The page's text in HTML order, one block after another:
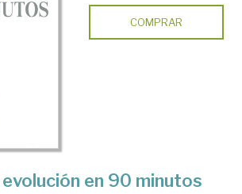
COMPRAR
evolución en 90 minutos